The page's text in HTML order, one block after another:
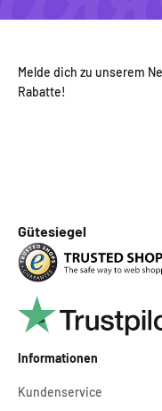
Melde dich zu unserem
Rabatte!
Gütesiegel
Informationen
Kundenservice